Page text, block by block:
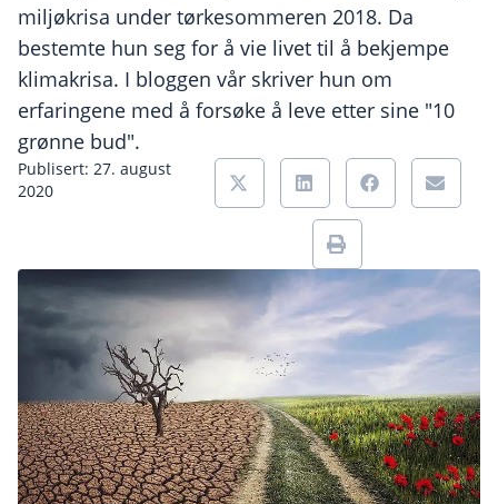
miljøkrisa under tørkesommeren 2018. Da
bestemte hun seg for å vie livet til å bekjempe
klimakrisa. I bloggen vår skriver hun om
erfaringene med å forsøke å leve etter sine "10
grønne bud".
Publisert: 27. august
2020